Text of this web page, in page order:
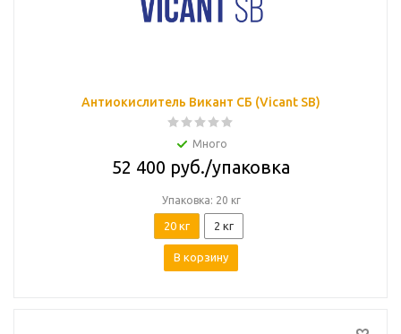
Антиокислитель Викант СБ (Vicant SB)
Много
52 400 руб./упаковка
Упаковка: 20 кг
20 кг 2 кг
В корзину